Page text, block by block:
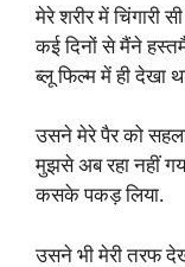
मेरे शरीर में चिंगारी
कई दिनों से मैंने
ब्लू फिल्म में ही देखा
उसने मेरे पैर को
मुझसे अब रहा नहीं
कसके पकड़ लिया.
उसने भी मेरी तरफ